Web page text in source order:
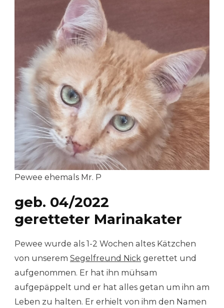
Pewee ehemals Mr. P
geb. 04/2022
geretteter Marinakater
Pewee wurde als 1-2 Wochen altes Kätzchen
von unserem Segelfreund Nick gerettet und
aufgenommen. Er hat ihn mühsam
aufgepäppelt und er hat alles getan um ihn am
Leben zu halten. Er erhielt von ihm den Namen